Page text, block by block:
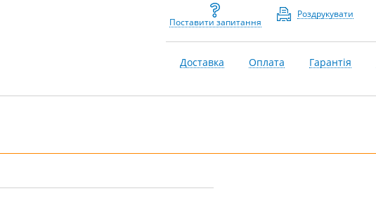
Поставити запитання
Роздрукувати
Доставка Оплата Гарантія